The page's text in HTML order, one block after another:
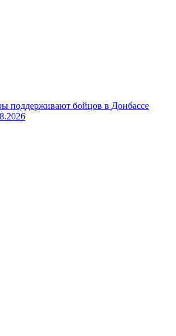
поддерживают бойцов в Донбассе